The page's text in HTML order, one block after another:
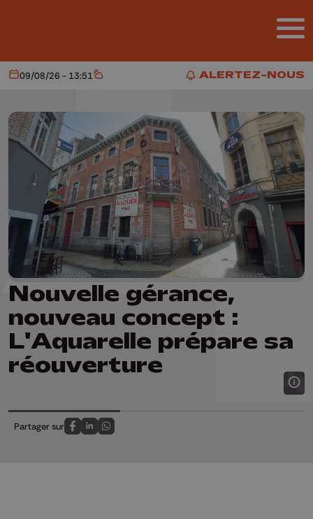
ALERTEZ-NOUS
ALERTEZ-NOUS
Aujourd'hui
09/08/26 - 13:51 Météo
Nouvelle gérance,
nouveau concept :
L'Aquarelle prépare sa
réouverture
Partager sur
Partagez sur FaceBook
Partagez sur LinkedIn
Partagez sur Whatsapp